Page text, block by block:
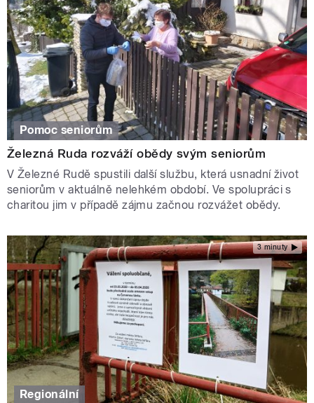
Pomoc seniorům
Železná Ruda rozváží obědy svým seniorům
V Železné Rudě spustili další službu, která usnadní život
seniorům v aktuálně nelehkém období. Ve spolupráci s
charitou jim v případě zájmu začnou rozvážet obědy.
3 minuty
Regionální